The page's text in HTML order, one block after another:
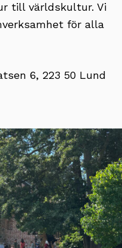
till världskultur. Vi
för alla
6, 223 50 Lund